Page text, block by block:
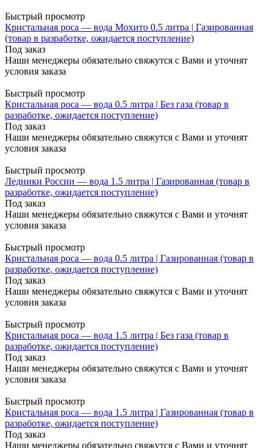
Быстрый просмотр
Кристальная роса — вода Мохито 0.5 литра | Газированная
(товар в разработке, ожидается поступление)
Под заказ
Наши менеджеры обязательно свяжутся с Вами и уточнят
условия заказа
Быстрый просмотр
Кристальная роса — вода 0.5 литра | Без газа (товар в
разработке, ожидается поступление)
Под заказ
Наши менеджеры обязательно свяжутся с Вами и уточнят
условия заказа
Быстрый просмотр
Ледники России — вода 1.5 литра | Газированная (товар в
разработке, ожидается поступление)
Под заказ
Наши менеджеры обязательно свяжутся с Вами и уточнят
условия заказа
Быстрый просмотр
Кристальная роса — вода 0.5 литра | Газированная (товар в
разработке, ожидается поступление)
Под заказ
Наши менеджеры обязательно свяжутся с Вами и уточнят
условия заказа
Быстрый просмотр
Кристальная роса — вода 1.5 литра | Без газа (товар в
разработке, ожидается поступление)
Под заказ
Наши менеджеры обязательно свяжутся с Вами и уточнят
условия заказа
Быстрый просмотр
Кристальная роса — вода 1.5 литра | Газированная (товар в
разработке, ожидается поступление)
Под заказ
Наши менеджеры обязательно свяжутся с Вами и уточнят